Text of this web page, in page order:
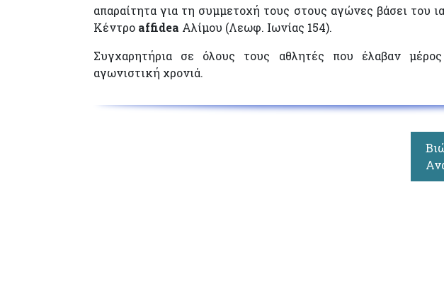
απαραίτητα για τη συμμετοχή τους στους αγώνες βάσει του
Κέντρο affidea Αλίμου (Λεωφ. Ιωνίας 154).
Συγχαρητήρια σε όλους τους αθλητές που έλαβαν
αγωνιστική χρονιά.